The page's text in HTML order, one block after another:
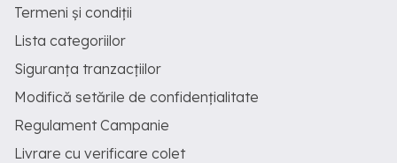
Termeni și condiții
Lista categoriilor
Siguranța tranzacțiilor
Modifică setările de confidențialitate
Regulament Campanie
Livrare cu verificare colet